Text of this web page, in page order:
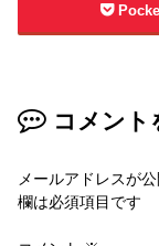
コメント
メールアドレスが
欄は必須項目です